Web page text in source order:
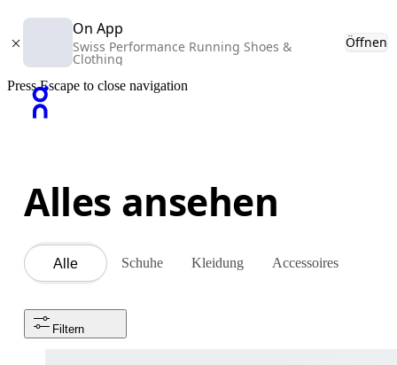
On App
Swiss Performance Running Shoes &
Clothing
Öffnen
Press Escape to close navigation
Alles ansehen
Alle Schuhe Kleidung Accessoires
Filtern